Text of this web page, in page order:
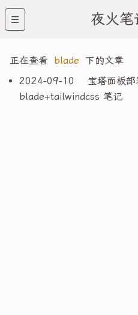
夜火笔
正在查看 blade
下的文章
2024-09-10
宝塔面板
blade+tailwindcss 笔记